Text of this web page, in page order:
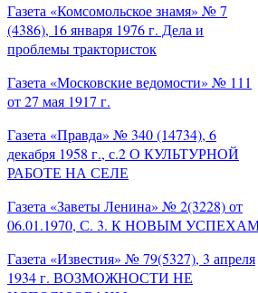
Газета «Комсомольское знамя» № 7
(4386), 16 января 1976 г. Дела и
проблемы трактористок
Газета «Московские ведомости» № 111
от 27 мая 1917 г.
Газета «Правда» № 340 (14734), 6
декабря 1958 г., с.2 О КУЛЬТУРНОЙ
РАБОТЕ НА СЕЛЕ
Газета «Заветы Ленина» № 2(3228) от
06.01.1970, С. 3. К НОВЫМ
Газета «Известия» № 79(5327), 3 апреля
1934 г. ВОЗМОЖНОСТИ НЕ